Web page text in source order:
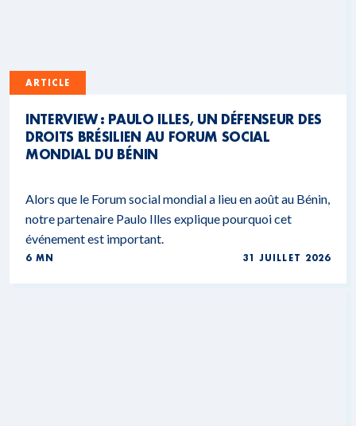
ARTICLE
INTERVIEW : PAULO ILLES, UN DÉFENSEUR DES
DROITS BRÉSILIEN AU FORUM SOCIAL
MONDIAL DU BÉNIN
Alors que le Forum social mondial a lieu en août au Bénin,
notre partenaire Paulo Illes explique pourquoi cet
événement est important.
6 MN 31 JUILLET 2026